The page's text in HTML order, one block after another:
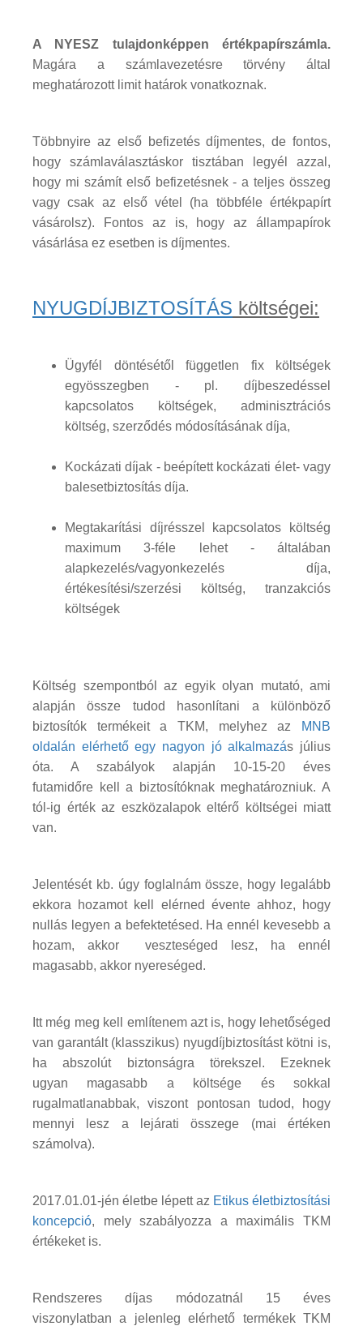
A NYESZ tulajdonképpen értékpapírszámla.
Magára a számlavezetésre törvény által
meghatározott limit határok vonatkoznak.
Többnyire az első befizetés díjmentes, de fontos,
hogy számlaválasztáskor tisztában legyél azzal,
hogy mi számít első befizetésnek - a teljes összeg
vagy csak az első vétel (ha többféle értékpapírt
vásárolsz). Fontos az is, hogy az állampapírok
vásárlása ez esetben is díjmentes.
NYUGDÍJBIZTOSÍTÁS költségei:
Ügyfél döntésétől független fix költségek
egyösszegben - pl. díjbeszedéssel
kapcsolatos költségek, adminisztrációs
költség, szerződés módosításának díja,
Kockázati díjak - beépített kockázati élet- vagy
balesetbiztosítás díja.
Megtakarítási díjrésszel kapcsolatos költség
maximum 3-féle lehet - általában
alapkezelés/vagyonkezelés díja,
értékesítési/szerzési költség, tranzakciós
költségek
Költség szempontból az egyik olyan mutató, ami
alapján össze tudod hasonlítani a különböző
biztosítók termékeit a TKM, melyhez az
MNB
oldalán elérhető egy nagyon jó alkalmazás július
óta. A szabályok alapján 10-15-20 éves
futamidőre kell a biztosítóknak meghatározniuk. A
tól-ig érték az eszközalapok eltérő költségei miatt
van.
Jelentését kb. úgy foglalnám össze, hogy legalább
ekkora hozamot kell elérned évente ahhoz, hogy
nullás legyen a befektetésed. Ha ennél kevesebb a
hozam, akkor veszteséged lesz, ha ennél
magasabb, akkor nyereséged.
Itt még meg kell említenem azt is, hogy lehetőséged
van garantált (klasszikus) nyugdíjbiztosítást kötni is,
ha abszolút biztonságra törekszel. Ezeknek
ugyan magasabb a költsége és sokkal
rugalmatlanabbak, viszont pontosan tudod, hogy
mennyi lesz a lejárati összege (mai értéken
számolva).
2017.01.01-jén életbe lépett az Etikus életbiztosítási
koncepció, mely szabályozza a maximális TKM
értékeket is.
Rendszeres díjas módozatnál 15 éves
viszonylatban a jelenleg elérhető termékek TKM